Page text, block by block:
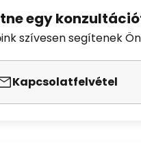
egy
szívesen segítenek
Kapcsolatfelvétel